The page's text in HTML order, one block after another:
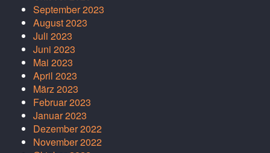
September 2023
August 2023
Juli 2023
Juni 2023
Mai 2023
April 2023
März 2023
Februar 2023
Januar 2023
Dezember 2022
November 2022